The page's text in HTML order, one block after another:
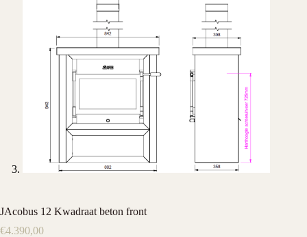
JAcobus 12 Kwadraat beton front
€4.390,00